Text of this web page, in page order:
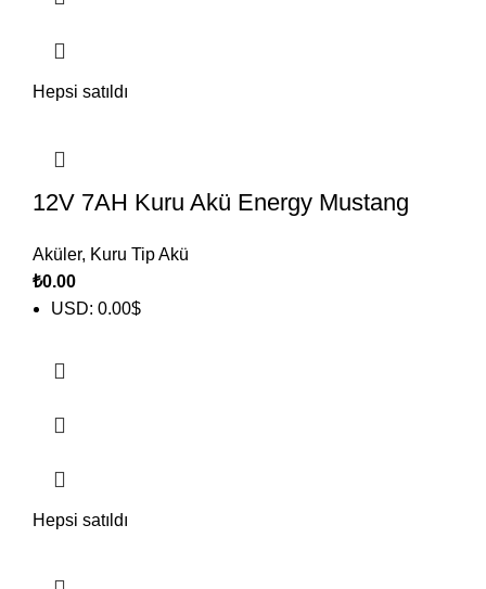
Hepsi satıldı
12V 7AH Kuru Akü Energy Mustang
Aküler, Kuru Tip Akü
₺0.00
USD: 0.00$
Hepsi satıldı